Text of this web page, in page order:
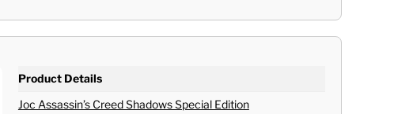
Product Details
Joc Assassin’s Creed Shadows Special Edition